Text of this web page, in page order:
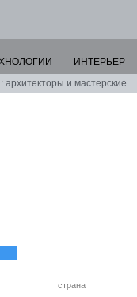
ИНТЕРЬЕР
архитекторы и мастерские
страна